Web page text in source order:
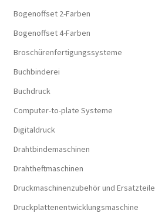
Bogenoffset 2-Farben
Bogenoffset 4-Farben
Broschürenfertigungssysteme
Buchbinderei
Buchdruck
Computer-to-plate Systeme
Digitaldruck
Drahtbindemaschinen
Drahtheftmaschinen
Druckmaschinenzubehör und Ersatzteile
Druckplattenentwicklungsmaschine